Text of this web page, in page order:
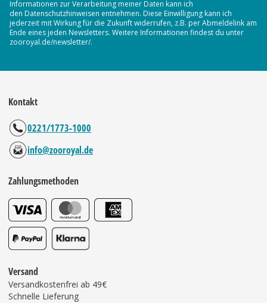
Informationen zur Verarbeitung meiner Daten kann ich
den Datenschutzhinweisen entnehmen. Diese Einwilligung kann ich
jederzeit mit Wirkung für die Zukunft widerrufen, z.B. per Abmeldelink am
Ende eines jeden Newsletters. Weitere Informationen findest du unter
zooroyal.de/newsletter/.
Kontakt
0221/1773-1000
info@zooroyal.de
Zahlungsmethoden
Versand
Versandkostenfrei ab 49€
Schnelle Lieferung